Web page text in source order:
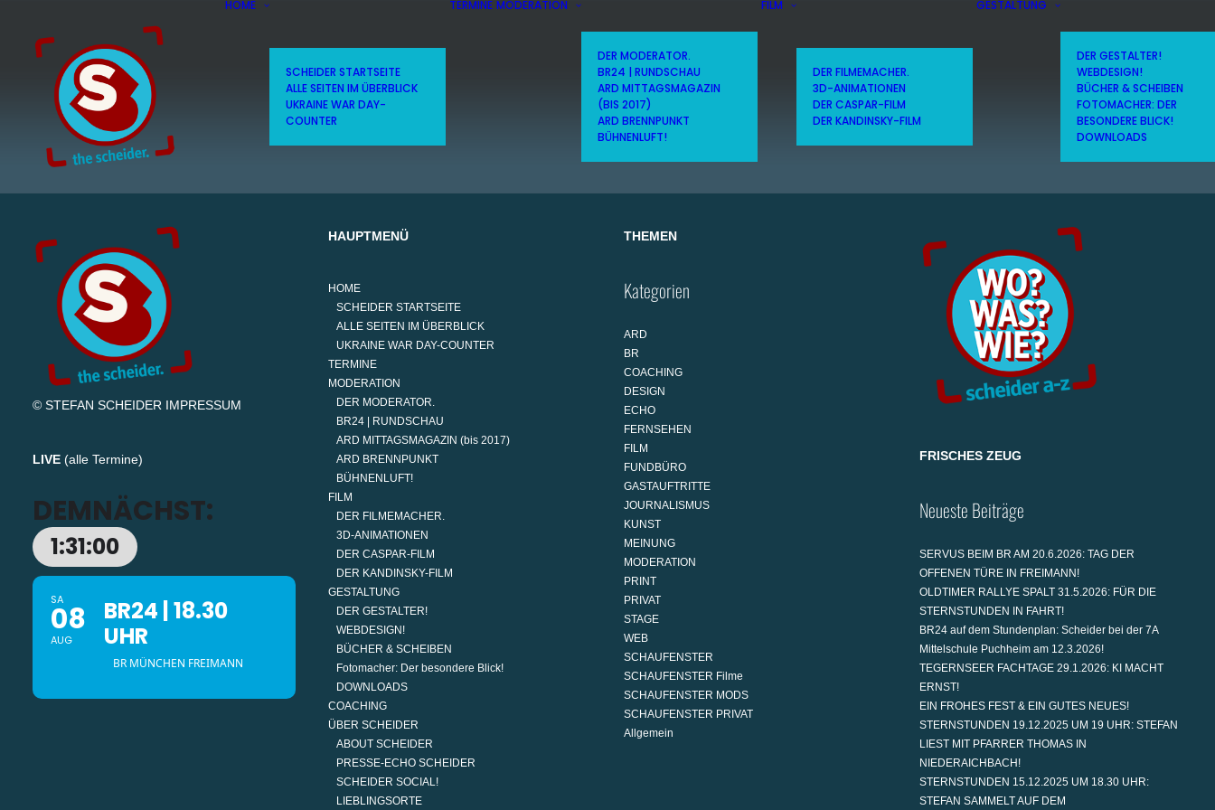
HOME
SCHEIDER STARTSEITE
ALLE SEITEN IM ÜBERBLICK
UKRAINE WAR DAY-
COUNTER
TERMINE MODERATION
DER MODERATOR.
BR24 | RUNDSCHAU
ARD MITTAGSMAGAZIN
(BIS 2017)
ARD BRENNPUNKT
BÜHNENLUFT!
FILM
DER FILMEMACHER.
3D-ANIMATIONEN
DER CASPAR-FILM
DER KANDINSKY-FILM
GESTALTUNG
DER GESTALTER!
WEBDESIGN!
BÜCHER & SCHEIBEN
FOTOMACHER: DER
BESONDERE BLICK!
DOWNLOADS
© STEFAN SCHEIDER IMPRESSUM
LIVE (alle Termine)
DEMNÄCHST:
1:31:00
SA
08
AUG
BR24 | 18.30
UHR
BR MÜNCHEN FREIMANN
HAUPTMENÜ
HOME
SCHEIDER STARTSEITE
ALLE SEITEN IM ÜBERBLICK
UKRAINE WAR DAY-COUNTER
TERMINE
MODERATION
DER MODERATOR.
BR24 | RUNDSCHAU
ARD MITTAGSMAGAZIN (bis 2017)
ARD BRENNPUNKT
BÜHNENLUFT!
FILM
DER FILMEMACHER.
3D-ANIMATIONEN
DER CASPAR-FILM
DER KANDINSKY-FILM
GESTALTUNG
DER GESTALTER!
WEBDESIGN!
BÜCHER & SCHEIBEN
Fotomacher: Der besondere Blick!
DOWNLOADS
COACHING
ÜBER SCHEIDER
ABOUT SCHEIDER
PRESSE-ECHO SCHEIDER
SCHEIDER SOCIAL!
LIEBLINGSORTE
THEMEN
Kategorien
ARD
BR
COACHING
DESIGN
ECHO
FERNSEHEN
FILM
FUNDBÜRO
GASTAUFTRITTE
JOURNALISMUS
KUNST
MEINUNG
MODERATION
PRINT
PRIVAT
STAGE
WEB
SCHAUFENSTER
SCHAUFENSTER Filme
SCHAUFENSTER MODS
SCHAUFENSTER PRIVAT
Allgemein
FRISCHES ZEUG
Neueste Beiträge
SERVUS BEIM BR AM 20.6.2026: TAG DER
OFFENEN TÜRE IN FREIMANN!
OLDTIMER RALLYE SPALT 31.5.2026: FÜR DIE
STERNSTUNDEN IN FAHRT!
BR24 auf dem Stundenplan: Scheider bei der 7A
Mittelschule Puchheim am 12.3.2026!
TEGERNSEER FACHTAGE 29.1.2026: KI MACHT
ERNST!
EIN FROHES FEST & EIN GUTES NEUES!
STERNSTUNDEN 19.12.2025 UM 19 UHR: STEFAN
LIEST MIT PFARRER THOMAS IN
NIEDERAICHBACH!
STERNSTUNDEN 15.12.2025 UM 18.30 UHR:
STEFAN SAMMELT AUF DEM